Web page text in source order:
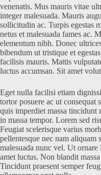
venenatis. Mus mauris vitae
integer malesuada. Mauris
sollicitudin ac. Turpis egestas
netus et malesuada fames ac.
elementum nibh. Donec
bibendum ut tristique et
facilisis mauris. Mattis
luctus accumsan. Sit amet
Eget nulla facilisi etiam
tortor posuere ac ut
quis imperdiet massa tincidunt
in massa tempor. Lorem sed
Feugiat scelerisque varius
pellentesque nec nam aliquam
malesuada nunc vel. Ut
amet luctus. Non blandit
Tincidunt praesent semper